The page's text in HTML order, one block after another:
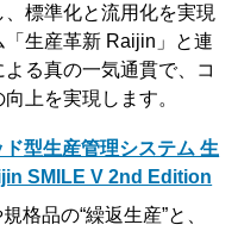
標準化と流用化を実現
生産革新 Raijin」と連
る真の一気通貫で、コ
上を実現します。
型生産管理システム 生
SMILE V 2nd Edition
格品の“繰返生産”と、